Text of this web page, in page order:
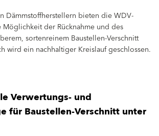
Dämmstoffherstellern bieten die WDV-
Möglichkeit der Rücknahme und des
sortenreinem Baustellen-Verschnitt
wird ein nachhaltiger Kreislauf geschlossen.
Verwertungs- und
für Baustellen-Verschnitt unter